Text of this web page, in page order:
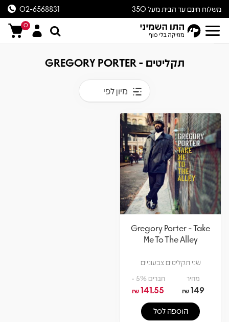
משלוח חינם עד הבית מעל 350
ש״ח
02-6568831
0
תקליטים - GREGORY PORTER
מיון לפי
Gregory Porter - Take
Me To The Alley
שני תקליטים צבעוניים
מחיר
149
₪
חברים 5% -
141.55
₪
הוספה לסל